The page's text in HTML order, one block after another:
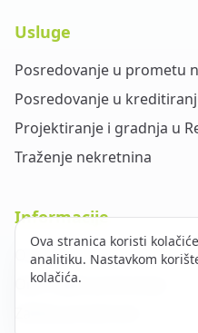
Usluge
Posredovanje u prometu
Posredovanje u
Projektiranje i gradnja u
Traženje nekretnina
Informacije
O nama
Opći uvjeti poslovanja
Ova stranica koristi
analitiku. Nastavkom
kolačića.